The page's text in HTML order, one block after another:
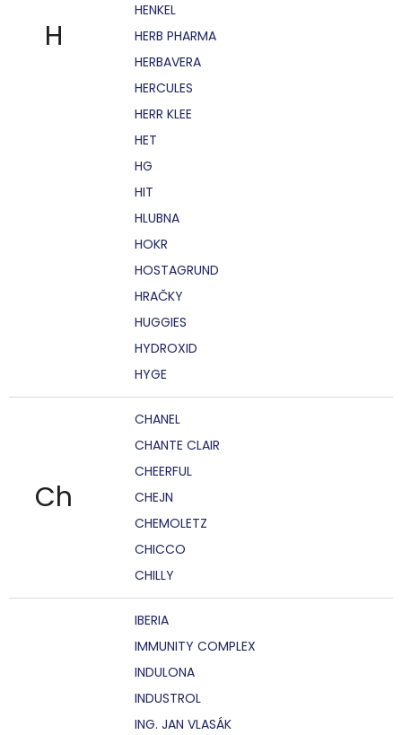
H
HENKEL
HERB PHARMA
HERBAVERA
HERCULES
HERR KLEE
HET
HG
HIT
HLUBNA
HOKR
HOSTAGRUND
HRAČKY
HUGGIES
HYDROXID
HYGE
Ch
CHANEL
CHANTE CLAIR
CHEERFUL
CHEJN
CHEMOLETZ
CHICCO
CHILLY
IBERIA
IMMUNITY COMPLEX
INDULONA
INDUSTROL
ING. JAN VLASÁK